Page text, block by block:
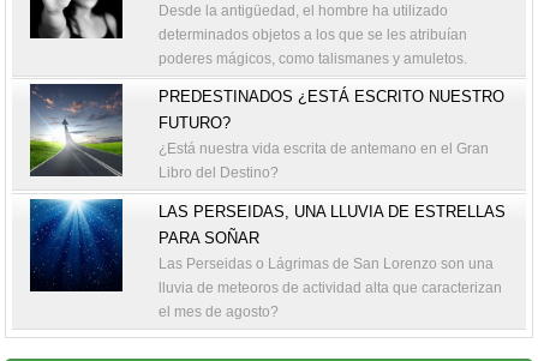
Desde la antigüedad, el hombre ha utilizado
determinados objetos a los que se les atribuían
poderes mágicos, como talismanes y amuletos.
PREDESTINADOS ¿ESTÁ ESCRITO NUESTRO
FUTURO?
¿Está nuestra vida escrita de antemano en el Gran
Libro del Destino?
LAS PERSEIDAS, UNA LLUVIA DE ESTRELLAS
PARA SOÑAR
Las Perseidas o Lágrimas de San Lorenzo son una
lluvia de meteoros de actividad alta que caracterizan
el mes de agosto?